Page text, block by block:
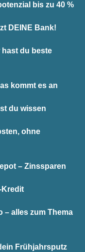
bis zu 40 %
DEINE Bank!
hast du beste
kommt es an
du wissen
ohne
– Zinssparen
Kredit
– alles zum Thema
Frühjahrsputz